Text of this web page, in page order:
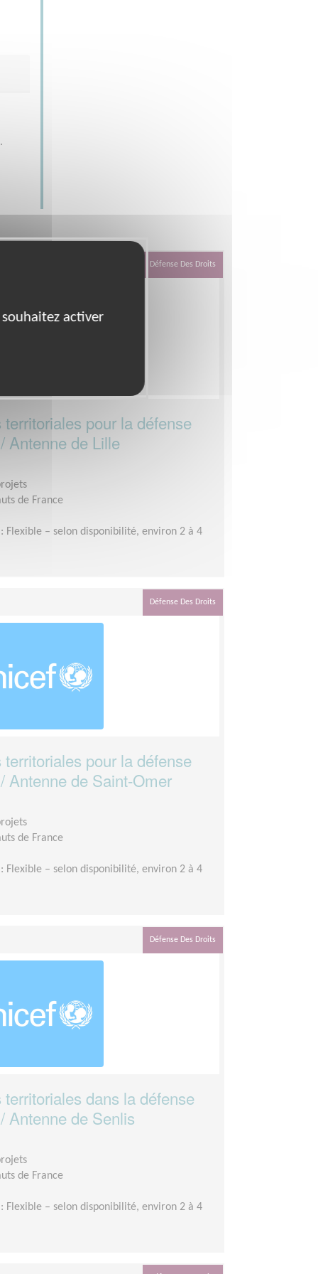
Défense Des Droits
pour la défense
Antenne de Lille
de France
Flexible – selon disponibilité, environ 2 à 4
Défense Des Droits
pour la défense
Antenne de Saint-Omer
de France
Flexible – selon disponibilité, environ 2 à 4
Défense Des Droits
dans la défense
Antenne de Senlis
de France
Flexible – selon disponibilité, environ 2 à 4
activer